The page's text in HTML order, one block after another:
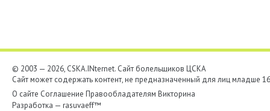
© 2003 — 2026, CSKA.INternet. Cайт болельщиков ЦСКА
Сайт может содержать контент, не предназначенный для лиц младше
О сайте Соглашение Правообладателям Викторина
Разработка — rasuvaeff™